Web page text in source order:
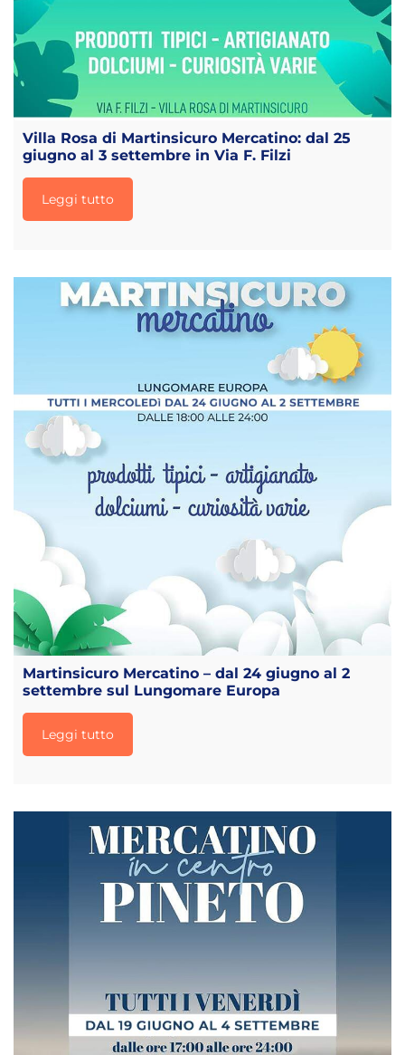
Villa Rosa di Martinsicuro Mercatino: dal 25
giugno al 3 settembre in Via F. Filzi
Leggi tutto
Martinsicuro Mercatino – dal 24 giugno al 2
settembre sul Lungomare Europa
Leggi tutto